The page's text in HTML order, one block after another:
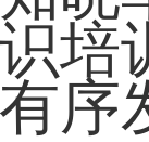
培
序